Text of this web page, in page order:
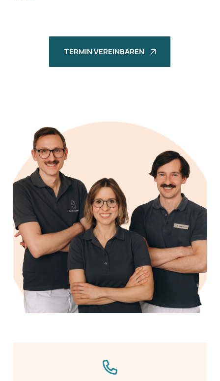
TERMIN VEREINBAREN